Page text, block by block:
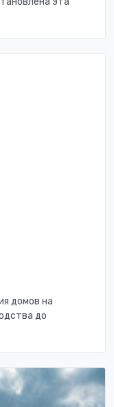
домов на
до